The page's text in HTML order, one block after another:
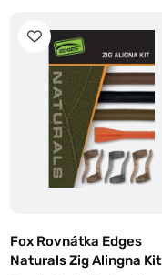
Fox Rovnátka Edges
Naturals Zig Alingna Kit